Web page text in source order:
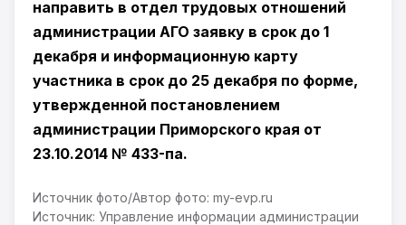
направить в отдел трудовых отношений
администрации АГО заявку в срок до 1
декабря и информационную карту
участника в срок до 25 декабря по форме,
утвержденной постановлением
администрации Приморского края от
23.10.2014 № 433-па.
Источник фото/Автор фото: my-evp.ru
Источник: Управление информации администрации